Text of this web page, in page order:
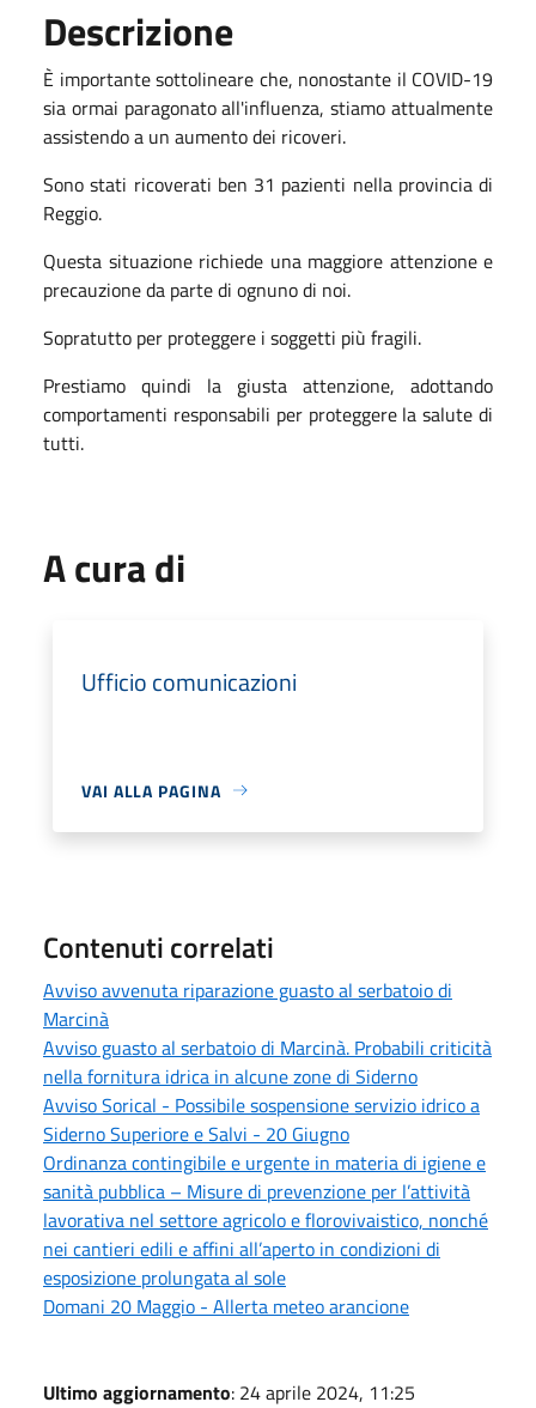
Descrizione
È importante sottolineare che, nonostante il COVID-19
sia ormai paragonato all'influenza, stiamo attualmente
assistendo a un aumento dei ricoveri.
Sono stati ricoverati ben 31 pazienti nella provincia di
Reggio.
Questa situazione richiede una maggiore attenzione e
precauzione da parte di ognuno di noi.
Sopratutto per proteggere i soggetti più fragili.
Prestiamo quindi la giusta attenzione, adottando
comportamenti responsabili per proteggere la salute di
tutti.
A cura di
Ufficio comunicazioni
VAI ALLA PAGINA
Contenuti correlati
Avviso avvenuta riparazione guasto al serbatoio di
Marcinà
Avviso guasto al serbatoio di Marcinà. Probabili criticità
nella fornitura idrica in alcune zone di Siderno
Avviso Sorical - Possibile sospensione servizio idrico a
Siderno Superiore e Salvi - 20 Giugno
Ordinanza contingibile e urgente in materia di igiene e
sanità pubblica – Misure di prevenzione per l’attività
lavorativa nel settore agricolo e florovivaistico, nonché
nei cantieri edili e affini all’aperto in condizioni di
esposizione prolungata al sole
Domani 20 Maggio - Allerta meteo arancione
Ultimo aggiornamento: 24 aprile 2024, 11:25